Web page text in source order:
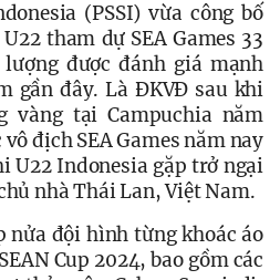
(PSSI) vừa công bố
tham dự SEA Games 33
được đánh giá mạnh
gần đây. Là ĐKVĐ sau khi
vàng tại Campuchia năm
địch SEA Games năm nay
U22 Indonesia gặp trở ngại
nhà Thái Lan, Việt Nam.
nửa đội hình từng khoác áo
Cup 2024, bao gồm các